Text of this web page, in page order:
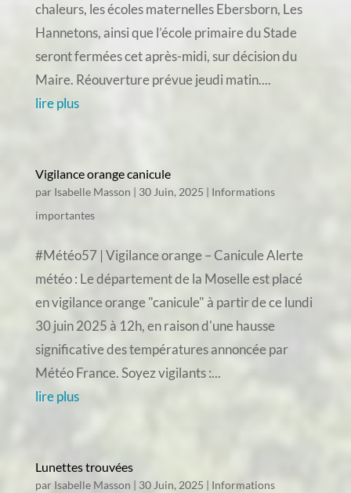
chaleurs, les écoles maternelles Ebersborn, Les
Hannetons, ainsi que l’école primaire du Stade
seront fermées cet après-midi, sur décision du
Maire. Réouverture prévue jeudi matin....
lire plus
Vigilance orange canicule
par Isabelle Masson | 30 Juin, 2025 | Informations
importantes
#Météo57 | Vigilance orange – Canicule Alerte
météo : Le département de la Moselle est placé
en vigilance orange "canicule" à partir de ce lundi
30 juin 2025 à 12h, en raison d'une hausse
significative des températures annoncée par
Météo France. Soyez vigilants :...
lire plus
Lunettes trouvées
par Isabelle Masson | 30 Juin, 2025 | Informations